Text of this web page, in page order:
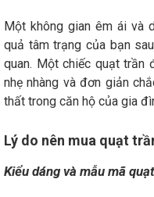
Một không gian êm ái và
quả tâm trạng của bạn
quan. Một chiếc quạt trần
nhẹ nhàng và đơn giản
thất trong căn hộ của gia
Lý do nên mua quạt
Kiểu dáng và mẫu mã